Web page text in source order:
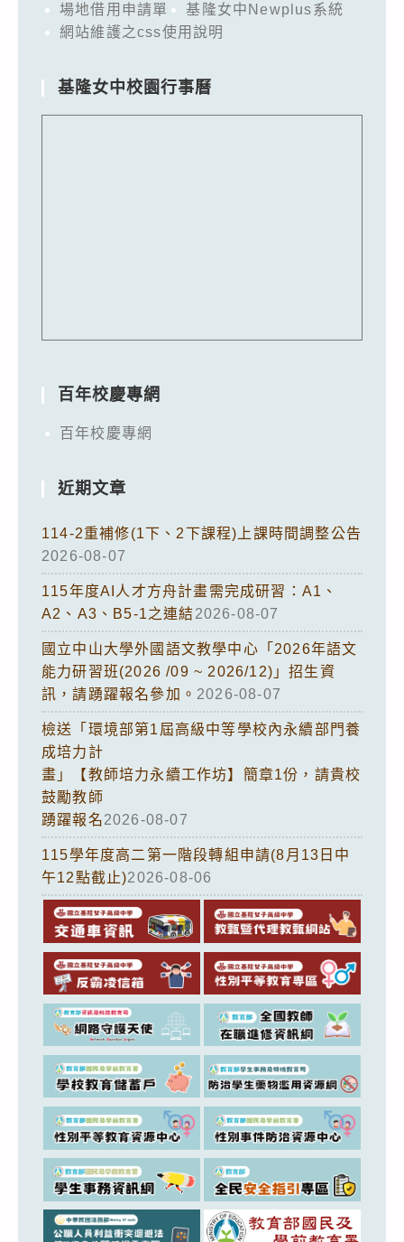
場地借用申請單
基隆女中Newplus系統
網站維護之css使用說明
基隆女中校園行事曆
百年校慶專網
百年校慶專網
近期文章
114-2重補修(1下、2下課程)上課時間調整公告
2026-08-07
115年度AI人才方舟計畫需完成研習：A1、
A2、A3、B5-1之連結2026-08-07
國立中山大學外國語文教學中心「2026年語文
能力研習班(2026 /09 ~ 2026/12)」招生資
訊，請踴躍報名參加。 2026-08-07
檢送「環境部第1屆高級中等學校內永續部門養
成培力計
畫」【教師培力永續工作坊】簡章1份，請貴校
鼓勵教師
踴躍報名2026-08-07
115學年度高二第一階段轉組申請(8月13日中
午12點截止)2026-08-06